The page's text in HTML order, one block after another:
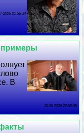
2026 21:56:34
примеры
В
30 06 2026 22:52:38